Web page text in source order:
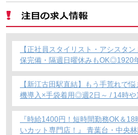
【正社員スタイリスト・アシスタ
保完備・隔週日曜休みもOK◎1920
か？
【新江古田駅直結】もう手荒れで
機導入×手袋着用◎週2日～ / 14時
ント専任募集★
『時給1400円！短時間勤務OK＆
いカット専門店！』 青葉台・中央